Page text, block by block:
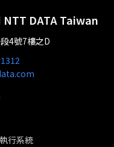
NTT DATA Taiwan
4號7樓之D
行系統